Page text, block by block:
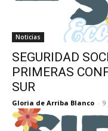
Noticias
SEGURIDAD
PRIMERAS
SUR
Gloria de Arriba Blanco - 9